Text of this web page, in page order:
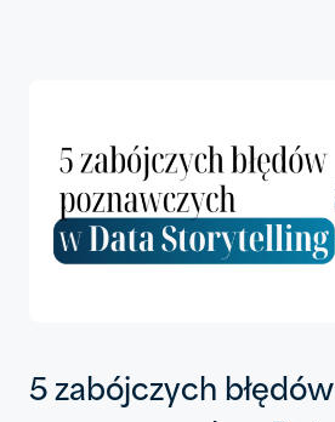
5 zabójczych błędów